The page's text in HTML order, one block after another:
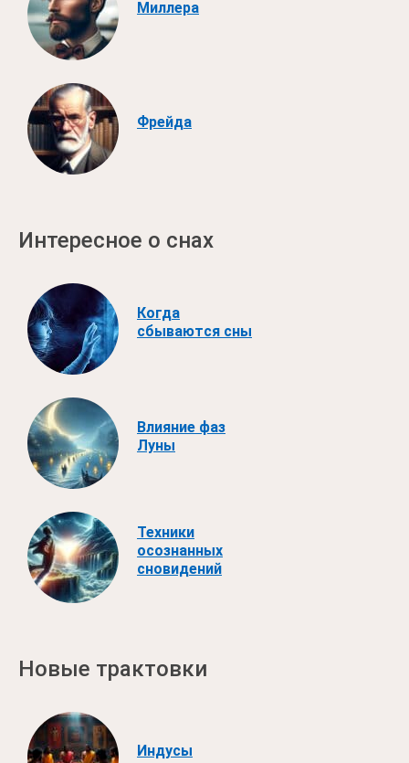
Миллера
Фрейда
Интересное о снах
Когда
сбываются сны
Влияние фаз
Луны
Техники
осознанных
сновидений
Новые трактовки
Индусы